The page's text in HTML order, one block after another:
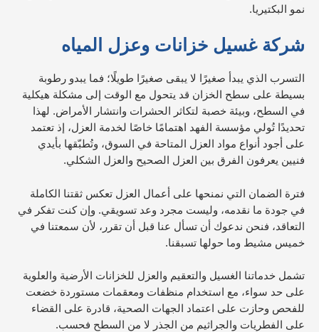
نمو البكتيريا.
شركة غسيل خزانات وعزل المياه
التسرب الذي يبدأ صغيرًا لا يبقى صغيرًا طويلًا؛ فما يبدو رطوبة
بسيطة على سطح الخزان قد يتحول مع الوقت إلى مشكلة هيكلية
في السطح، وبيئة خصبة لتكاثر الحشرات وانتشار الأمراض. لهذا
تحديدًا تُولي مؤسسة الفهد اهتمامًا خاصًا لخدمة العزل، إذ تعتمد
على أجود أنواع مواد العزل المتاحة في السوق، وتُطبّقها بأيدي
فنيين يعرفون الفرق بين العزل الصحيح والعزل الشكلي.
فترة الضمان التي نمنحها على أعمال العزل تعكس ثقتنا الكاملة
في جودة ما نقدمه، وليست مجرد وعد تسويقي. وإن كنت تفكر في
التعاقد، فنحن ندعوك أن تسأل عنا قبل أن تقرر، لأن سمعتنا في
خميس مشيط وما حولها تسبقنا.
تشمل خدماتنا الغسيل والتعقيم والعزل للخزانات الأرضية والعلوية
على حد سواء، مع استخدام منظفات ومعقمات مستوردة خضعت
للفحص وحازت على اعتماد الجهات الصحية، قادرة على القضاء
على الفطريات والجراثيم من الجذر لا من السطح فحسب.